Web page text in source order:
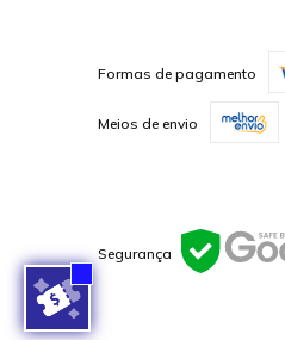
Formas de pagamento
Meios de envio
Segurança